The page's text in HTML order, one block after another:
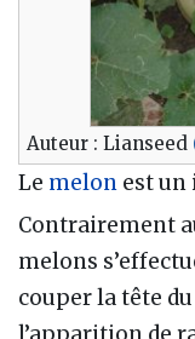
Auteur : Lianseed
Le melon est un
Contrairement
melons
couper la tête